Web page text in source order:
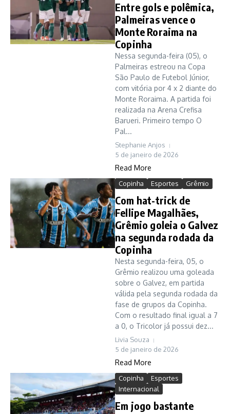
Entre gols e polêmica,
Palmeiras vence o
Monte Roraima na
Copinha
Nessa segunda-feira (05), o
Palmeiras estreou na Copa
São Paulo de Futebol Júnior,
com vitória por 4 x 2 diante do
Monte Roraima. A partida foi
realizada na Arena Crefisa
Barueri. Primeiro tempo O
Pal...
Stephanie Anjos
5 de janeiro de 2026
Read More
Copinha Esportes Grêmio
Com hat-trick de
Fellipe Magalhães,
Grêmio goleia o Galvez
na segunda rodada da
Copinha
Nesta segunda-feira, 05, o
Grêmio realizou uma goleada
sobre o Galvez, em partida
válida pela segunda rodada da
fase de grupos da Copinha.
Com o resultado final igual a 7
a 0, o Tricolor já possui dez...
Livia Souza
5 de janeiro de 2026
Read More
Copinha
Esportes
Internacional
Em jogo bastante